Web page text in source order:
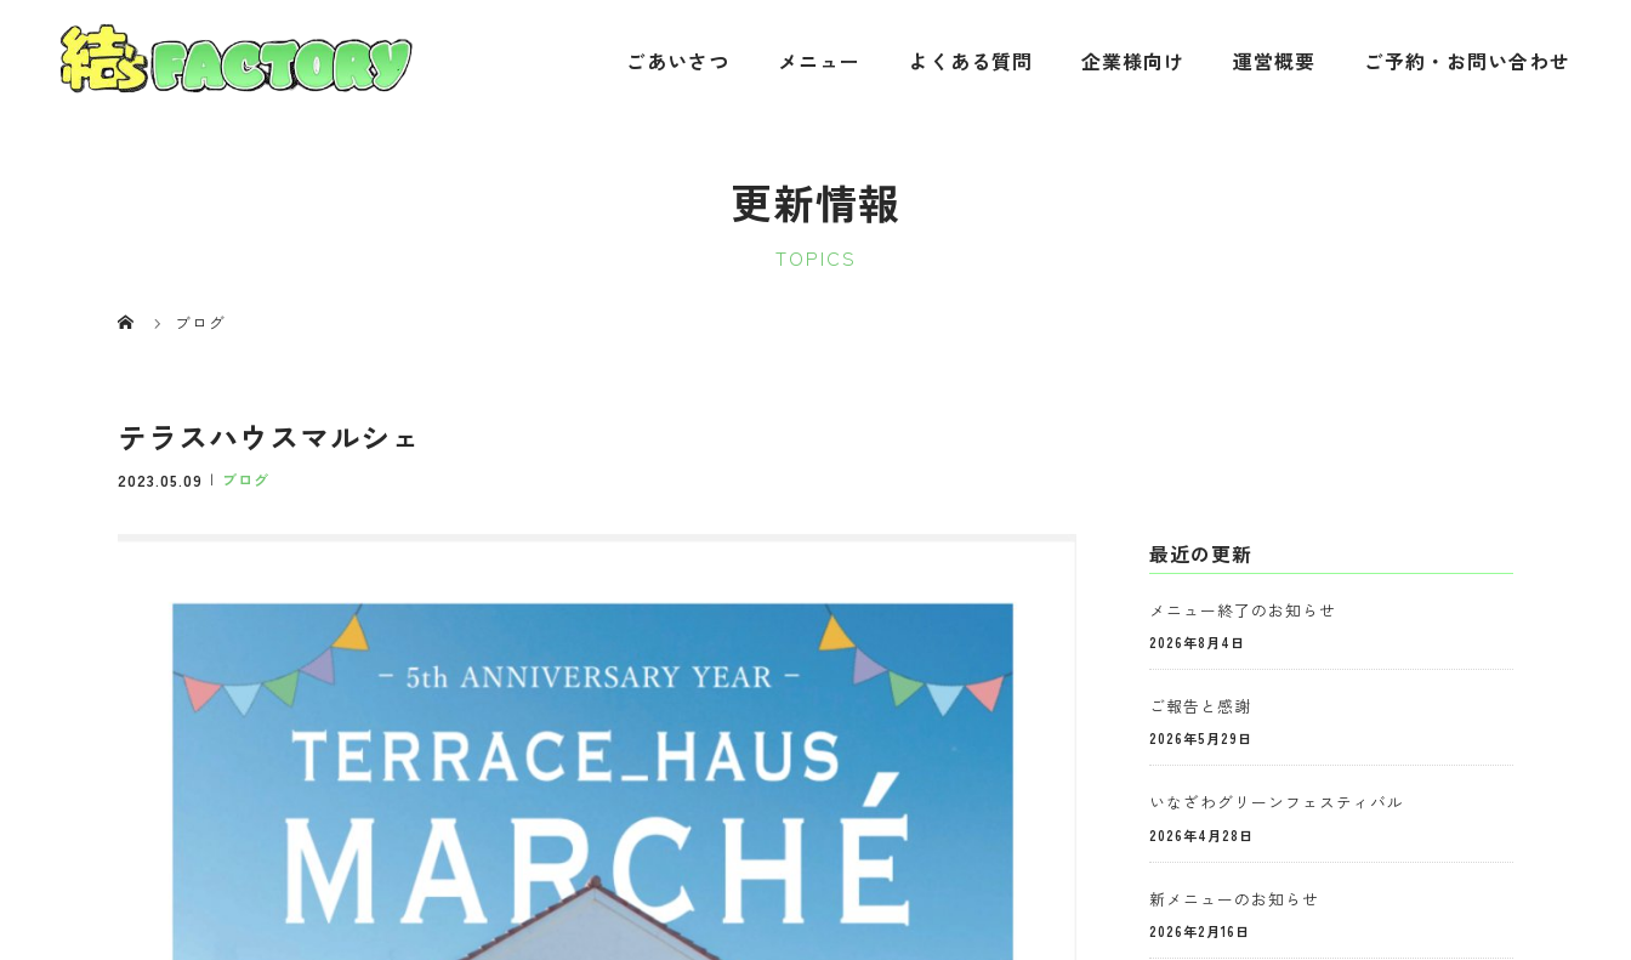
ごあいさつ メニュー よくある質問 企業様向け 運営概要 ご予約・お問い合わせ
更新情報
TOPICS
ブログ
テラスハウスマルシェ
2023.05.09 ブログ
最近の更新
メニュー終了のお知らせ
2026年8月4日
ご報告と感謝
2026年5月29日
いなざわグリーンフェスティバル
2026年4月28日
新メニューのお知らせ
2026年2月16日